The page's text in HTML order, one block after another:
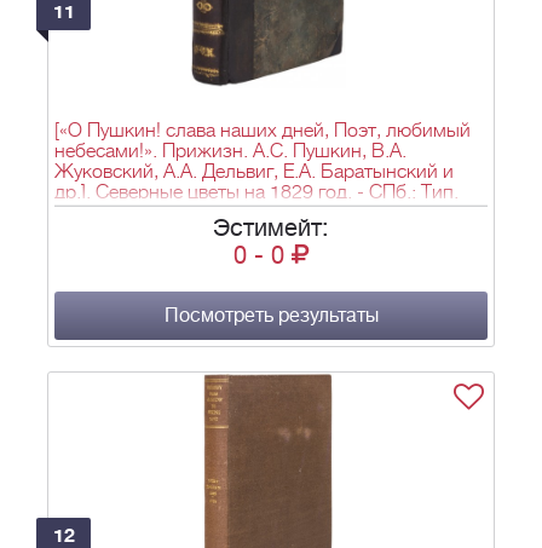
11
[«О Пушкин! слава наших дней, Поэт, любимый
небесами!». Прижизн. А.С. Пушкин, В.А.
Жуковский, А.А. Дельвиг, Е.А. Баратынский и
др.]. Северные цветы на 1829 год. - СПб.: Тип.
Департамента народного просвещения, 1828. -
[4], VI, 256, 207 с.; 13,6х10,2 см.
Эстимейт:
0 - 0
Посмотреть результаты
12